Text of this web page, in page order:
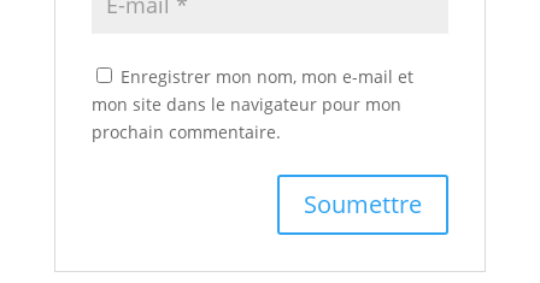
Enregistrer mon nom, mon e-mail et
mon site dans le navigateur pour mon
prochain commentaire.